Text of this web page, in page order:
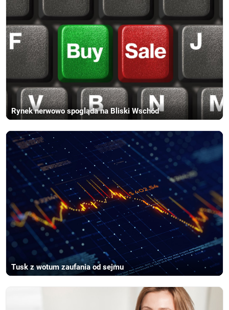
Rynek nerwowo spogląda na Bliski Wschód
Tusk z wotum zaufania od sejmu